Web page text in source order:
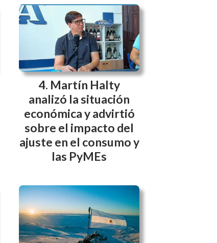
Martín Halty
analizó la situación
económica y advirtió
sobre el impacto del
ajuste en el consumo y
las PyMEs